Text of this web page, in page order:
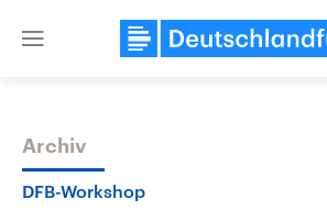
Close
Themen
Archiv
DFB-Workshop